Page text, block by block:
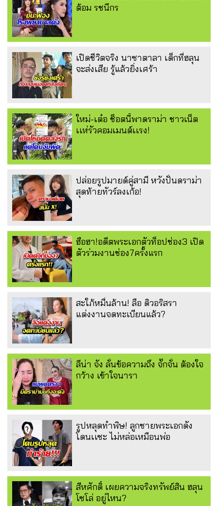
ต้อม รชนีกร
เปิดชีวิตจริง นาซาตาลา เด็กที่ฮลุน
จะส่งเสีย รู้แล้วยิ่งเศร้า
ใหม่-เต๋อ ช็อตนี้พาดราม่า ชาวเน็ต
เเห่รัวคอมเมนต์เเรง!
ปล่อยรูปมายด์คู่สามี หวังปั่นดราม่า
สุดท้ายทัวร์ลงเก้อ!
ฮือฮา!อดีตพระเอกตัวท็อปช่อง3 เปิด
ตัวร่วมงานช่อง7ครั้งแรก
สะใภ้หมื่นล้าน! ลือ ดิวอริสรา
แต่งงานจดทะเบียนแล้ว?
ลีน่า จัง ลั่นข้อความถึง จั๊กจั่น ต้องใจ
กว้าง เข้าใจนารา
รูปหลุดทำพิษ! ลูกชายพระเอกดัง
โดนเเซะ ไม่หล่อเหมือนพ่อ
สีหศักดิ์ เผยความจริงทรัพย์สิน ฮลุน
โซโล่ อยู่ไหน?